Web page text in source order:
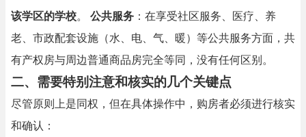
该学区的学校。 公共服务 ：在享受社区服务、医疗、养
老、市政配套设施（水、电、气、暖）等公共服务方面，共
有产权房与周边普通商品房完全等同，没有任何区别。
二、需要特别注意和核实的几个关键点
尽管原则上是同权，但在具体操作中，购房者必须进行核实
和确认：